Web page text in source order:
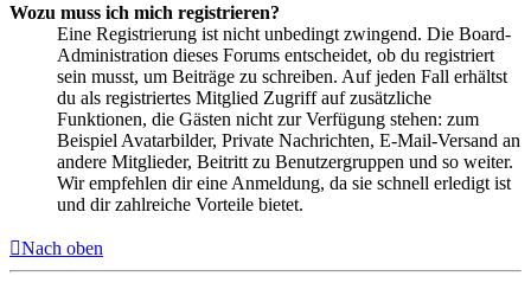
Wozu muss ich mich registrieren?
Eine Registrierung ist nicht unbedingt zwingend. Die Board-
Administration dieses Forums entscheidet, ob du registriert
sein musst, um Beiträge zu schreiben. Auf jeden Fall erhältst
du als registriertes Mitglied Zugriff auf zusätzliche
Funktionen, die Gästen nicht zur Verfügung stehen: zum
Beispiel Avatarbilder, Private Nachrichten, E-Mail-Versand an
andere Mitglieder, Beitritt zu Benutzergruppen und so weiter.
Wir empfehlen dir eine Anmeldung, da sie schnell erledigt ist
und dir zahlreiche Vorteile bietet.
Nach oben